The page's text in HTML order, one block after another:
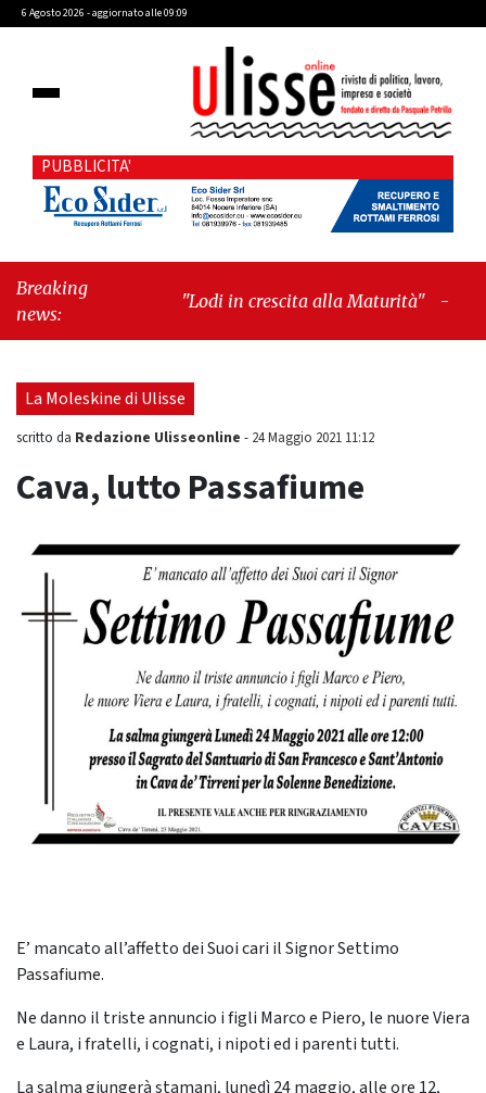
6 Agosto 2026 - aggiornato alle 09:09
PUBBLICITA'
Breaking
news:
"Lodi in crescita alla Maturità" -"Cava de’
La Moleskine di Ulisse
scritto da Redazione Ulisseonline - 24 Maggio 2021 11:12
Cava, lutto Passafiume
E’ mancato all’affetto dei Suoi cari il Signor Settimo
Passafiume.
Ne danno il triste annuncio i figli Marco e Piero, le nuore Viera
e Laura, i fratelli, i cognati, i nipoti ed i parenti tutti.
La salma giungerà stamani, lunedì 24 maggio, alle ore 12,